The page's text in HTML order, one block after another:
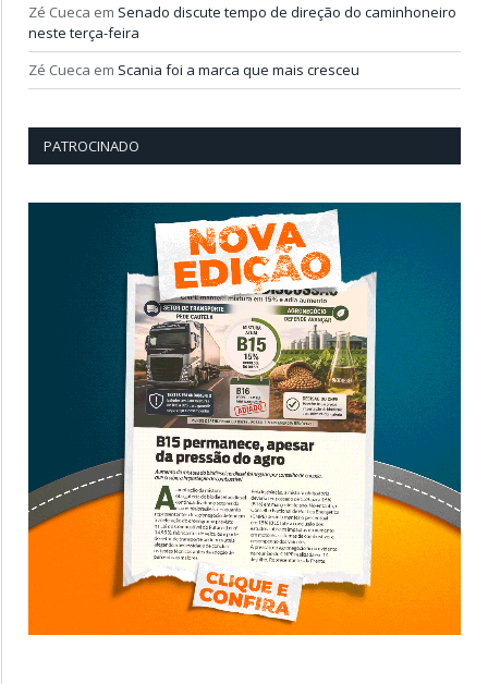
Zé Cueca em Senado discute tempo de direção do caminhoneiro
neste terça-feira
Zé Cueca em Scania foi a marca que mais cresceu
PATROCINADO